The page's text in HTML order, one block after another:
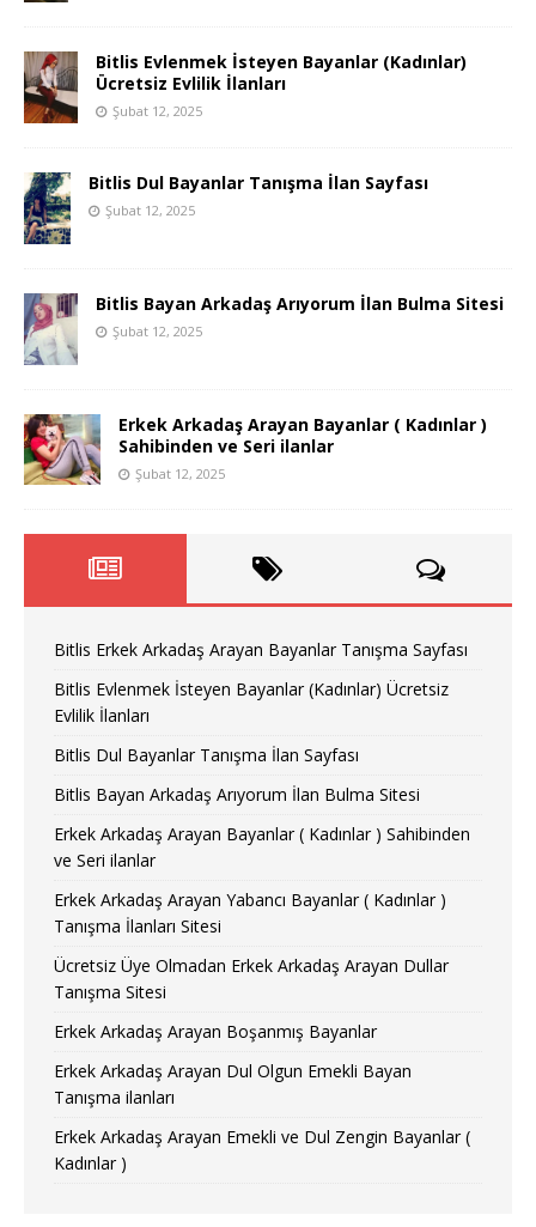
Bitlis Evlenmek İsteyen Bayanlar (Kadınlar)
Ücretsiz Evlilik İlanları
Şubat 12, 2025
Bitlis Dul Bayanlar Tanışma İlan Sayfası
Şubat 12, 2025
Bitlis Bayan Arkadaş Arıyorum İlan Bulma Sitesi
Şubat 12, 2025
Erkek Arkadaş Arayan Bayanlar ( Kadınlar )
Sahibinden ve Seri ilanlar
Şubat 12, 2025
Bitlis Erkek Arkadaş Arayan Bayanlar Tanışma Sayfası
Bitlis Evlenmek İsteyen Bayanlar (Kadınlar) Ücretsiz
Evlilik İlanları
Bitlis Dul Bayanlar Tanışma İlan Sayfası
Bitlis Bayan Arkadaş Arıyorum İlan Bulma Sitesi
Erkek Arkadaş Arayan Bayanlar ( Kadınlar ) Sahibinden
ve Seri ilanlar
Erkek Arkadaş Arayan Yabancı Bayanlar ( Kadınlar )
Tanışma İlanları Sitesi
Ücretsiz Üye Olmadan Erkek Arkadaş Arayan Dullar
Tanışma Sitesi
Erkek Arkadaş Arayan Boşanmış Bayanlar
Erkek Arkadaş Arayan Dul Olgun Emekli Bayan
Tanışma ilanları
Erkek Arkadaş Arayan Emekli ve Dul Zengin Bayanlar (
Kadınlar )